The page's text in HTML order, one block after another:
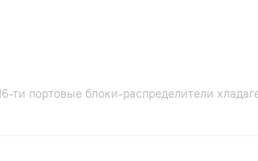
ти портовые блоки-распределители